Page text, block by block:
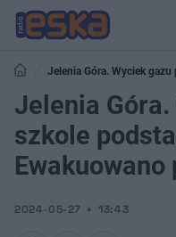
Jelenia Góra. Wyciek
400 osób
Jelenia
szkole
2024-05-27 13:43